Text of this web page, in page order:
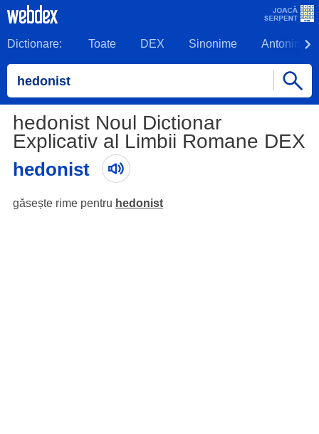
Dictionare: Toate DEX Sinonime Antonime
hedonist Noul Dictionar
Explicativ al Limbii Romane DEX
hedonist
găsește rime pentru hedonist